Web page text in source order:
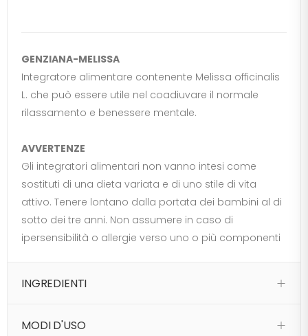
GENZIANA-MELISSA
Integratore alimentare contenente Melissa officinalis
L. che può essere utile nel coadiuvare il normale
rilassamento e benessere mentale.
AVVERTENZE
Gli integratori alimentari non vanno intesi come
sostituti di una dieta variata e di uno stile di vita
attivo. Tenere lontano dalla portata dei bambini al di
sotto dei tre anni. Non assumere in caso di
ipersensibilità o allergie verso uno o più componenti
INGREDIENTI
MODI D'USO